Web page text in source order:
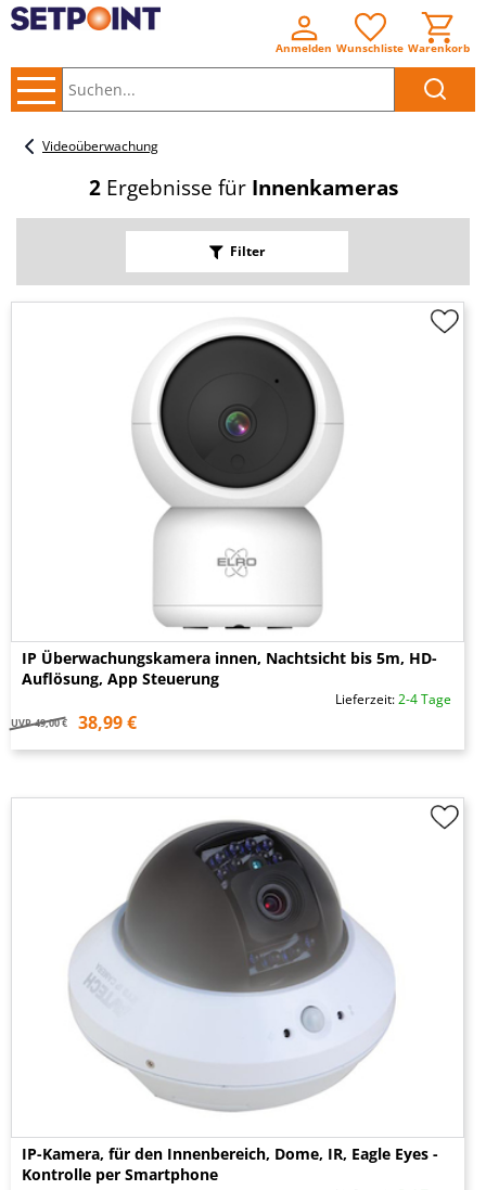
Anmelden Wunschliste Warenkorb
Videoüberwachung
2Ergebnisse für Innenkameras
Filter
IP Überwachungskamera innen, Nachtsicht bis 5m, HD-
Auflösung, App Steuerung
Lieferzeit:2-4 Tage
UVP 49,00 € 38,99 €
IP-Kamera, für den Innenbereich, Dome, IR, Eagle Eyes -
Kontrolle per Smartphone